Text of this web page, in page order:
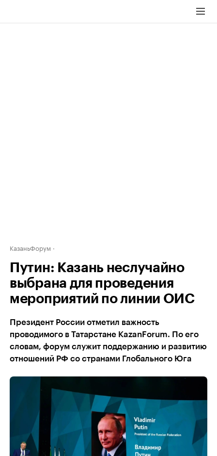
КазаньФорум
Путин: Казань неслучайно
выбрана для проведения
мероприятий по линии ОИС
Президент России отметил важность
проводимого в Татарстане KazanForum. По его
словам, форум служит поддержанию и развитию
отношений РФ со странами Глобального Юга